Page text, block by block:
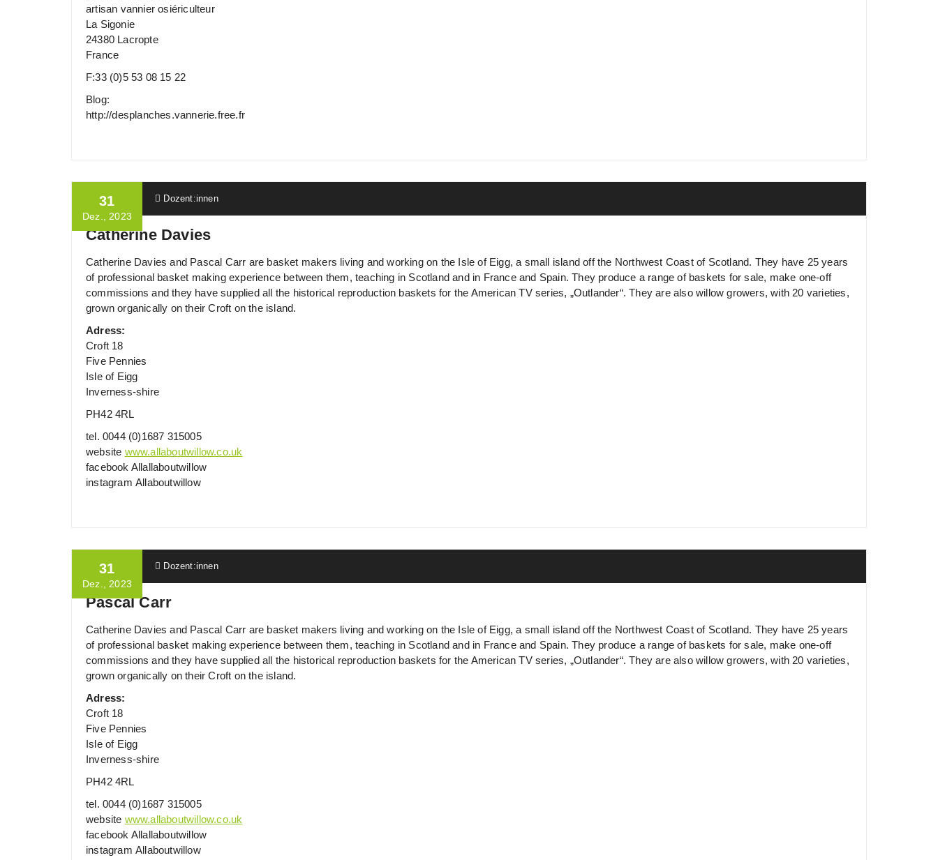
artisan vannier osiériculteur
La Sigonie
24380 Lacropte
France
F:33 (0)5 53 08 15 22
Blog:
http://desplanches.vannerie.free.fr
31
Dez., 2023
Ulrich Wille Dozent:innen
Catherine Davies
Catherine Davies and Pascal Carr are basket makers living and working on the Isle of Eigg, a small island off the Northwest Coast of Scotland. They have 25 years
of professional basket making experience between them, teaching in Scotland and in France and Spain. They produce a range of baskets for sale, make one-off
commissions and they have supplied all the historical reproduction baskets for the American TV series, „Outlander“. They are also willow growers, with 20 varieties,
grown organically on their Croft on the island.
Adress:
Croft 18
Five Pennies
Isle of Eigg
Inverness-shire
PH42 4RL
tel. 0044 (0)1687 315005
website www.allaboutwillow.co.uk
facebook Allallaboutwillow
instagram Allaboutwillow
31
Dez., 2023
Ulrich Wille Dozent:innen
Pascal Carr
Catherine Davies and Pascal Carr are basket makers living and working on the Isle of Eigg, a small island off the Northwest Coast of Scotland. They have 25 years
of professional basket making experience between them, teaching in Scotland and in France and Spain. They produce a range of baskets for sale, make one-off
commissions and they have supplied all the historical reproduction baskets for the American TV series, „Outlander“. They are also willow growers, with 20 varieties,
grown organically on their Croft on the island.
Adress:
Croft 18
Five Pennies
Isle of Eigg
Inverness-shire
PH42 4RL
tel. 0044 (0)1687 315005
website www.allaboutwillow.co.uk
facebook Allallaboutwillow
instagram Allaboutwillow